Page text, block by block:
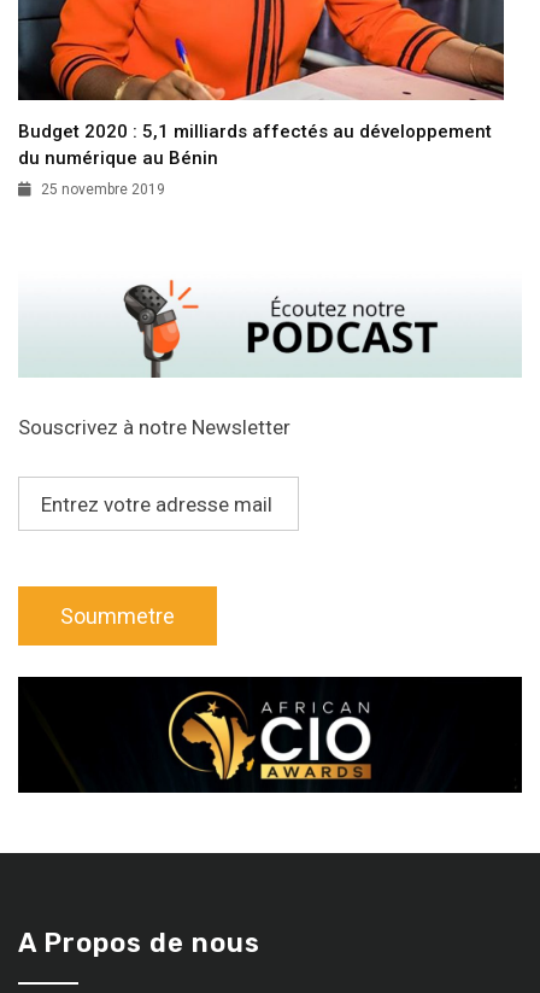
Budget 2020 : 5,1 milliards affectés au développement
du numérique au Bénin
25 novembre 2019
Souscrivez à notre Newsletter
A Propos de nous